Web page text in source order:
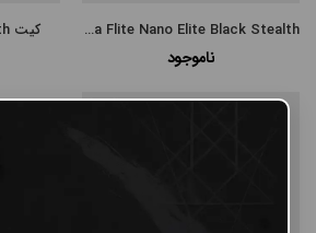
Inkjecta Flite Nano Elite Black Stealth
ناموجود
کیت Inkjecta Black Stealth